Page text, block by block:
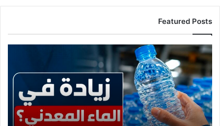
ت
ر
و
ه
ذ
ن
ص
ه
ا
Featured Posts
ع
ج
ل
:
ح
ق
ي